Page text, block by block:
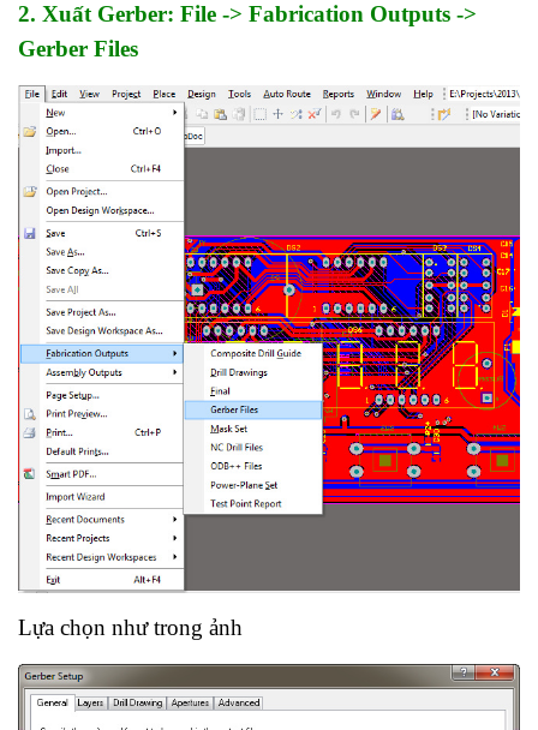
2. Xuất Gerber: File -> Fabrication Outputs ->
Gerber Files
Lựa chọn như trong ảnh